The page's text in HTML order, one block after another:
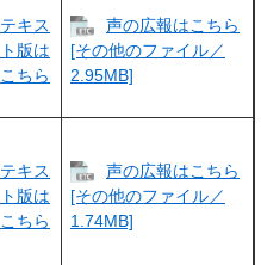
テキス
ト版は
こちら
声の広報はこちら
[その他のファイル／
2.95MB]
テキス
ト版は
こちら
声の広報はこちら
[その他のファイル／
1.74MB]